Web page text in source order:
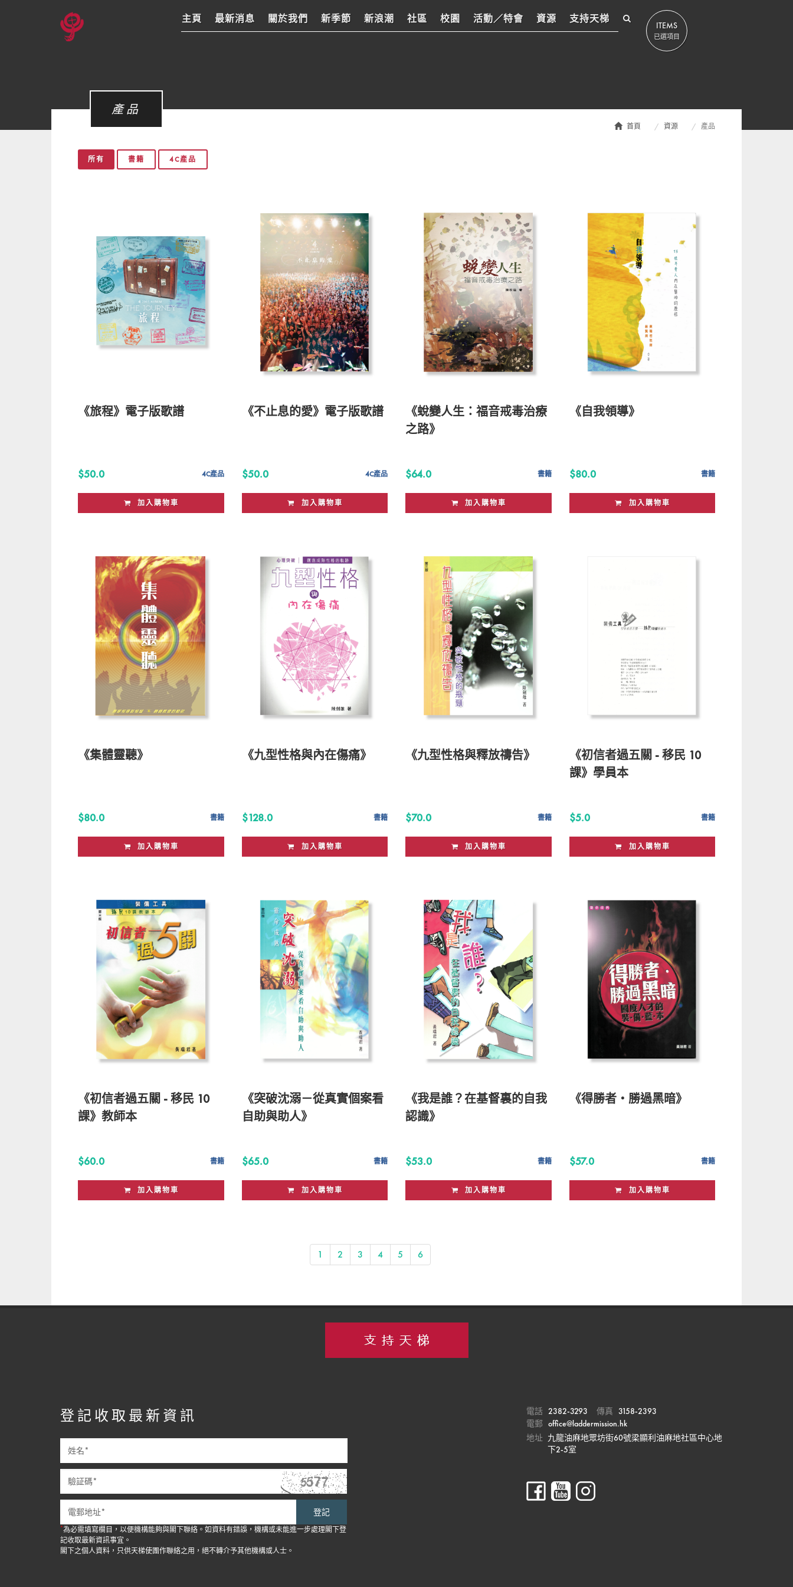
主頁 最新消息 關於我們 新季節 新浪潮 社區 校園 活動／特會 資源 支持天梯
ITEMS
已選項目
產品
首頁 資源 產品
所有 書籍 4C產品
《旅程》電子版歌譜
$50.0 4C產品
加入購物車
《不止息的愛》電子版歌譜
$50.0 4C產品
加入購物車
《蛻變人生：福音戒毒治療
之路》
$64.0 書籍
加入購物車
《自我領導》
$80.0 書籍
加入購物車
《集體靈聽》
$80.0 書籍
加入購物車
《九型性格與內在傷痛》
$128.0 書籍
加入購物車
《九型性格與釋放禱告》
$70.0 書籍
加入購物車
《初信者過五關 - 移民 10
課》學員本
$5.0 書籍
加入購物車
《初信者過五關 - 移民 10
課》教師本
$60.0 書籍
加入購物車
《突破沈溺－從真實個案看
自助與助人》
$65.0 書籍
加入購物車
《我是誰？在基督裏的自我
認識》
$53.0 書籍
加入購物車
《得勝者・勝過黑暗》
$57.0 書籍
加入購物車
1 2 3 4 5 6
登記收取最新資訊
登記
*為必需填寫欄目，以便機構能夠與閣下聯絡。如資料有錯誤，機構或未能進一步處理閣下登
記收取最新資訊事宜。
閣下之個人資料，只供天梯使團作聯絡之用，絕不轉介予其他機構或人士。
電話 2382-3293 傳真 3158-2393
電郵 office@laddermission.hk
地址 九龍油麻地眾坊街60號梁顯利油麻地社區中心地
下2-5室